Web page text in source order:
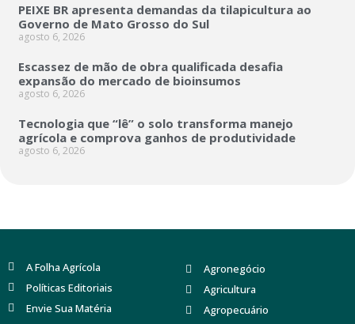
PEIXE BR apresenta demandas da tilapicultura ao
Governo de Mato Grosso do Sul
agosto 6, 2026
Escassez de mão de obra qualificada desafia
expansão do mercado de bioinsumos
agosto 6, 2026
Tecnologia que “lê” o solo transforma manejo
agrícola e comprova ganhos de produtividade
agosto 6, 2026
A Folha Agrícola
Políticas Editoriais
Envie Sua Matéria
Agronegócio
Agricultura
Agropecuário